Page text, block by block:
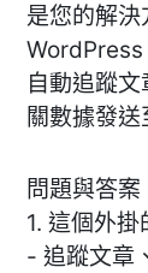
是您的解
WordPress
自動追蹤
關數據發送
問題與答案
1. 這個外掛
- 追蹤文章